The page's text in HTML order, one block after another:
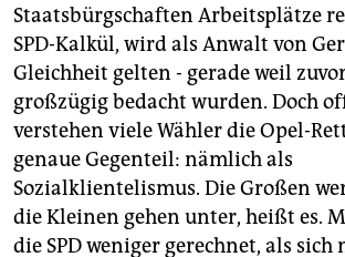
Staatsbürgschaften Arbeitsplätze
SPD-Kalkül, wird als Anwalt von
Gleichheit gelten - gerade weil
großzügig bedacht wurden. Doch
verstehen viele Wähler die Opel-
genaue Gegenteil: nämlich als
Sozialklientelismus. Die Großen
die Kleinen gehen unter, heißt es.
die SPD weniger gerechnet, als sich